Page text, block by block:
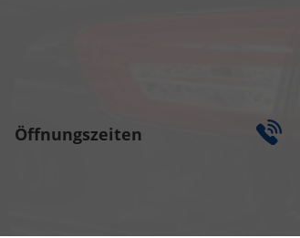
Öffnungszeiten